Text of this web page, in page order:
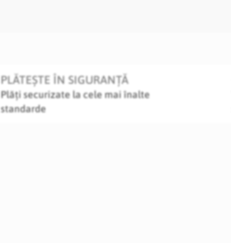
PLĂTEȘTE ÎN SIGURANȚĂ
Plăți securizate la cele mai înalte
standarde